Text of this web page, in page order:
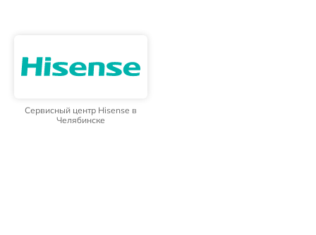
Сервисный центр Hisense в
Челябинске